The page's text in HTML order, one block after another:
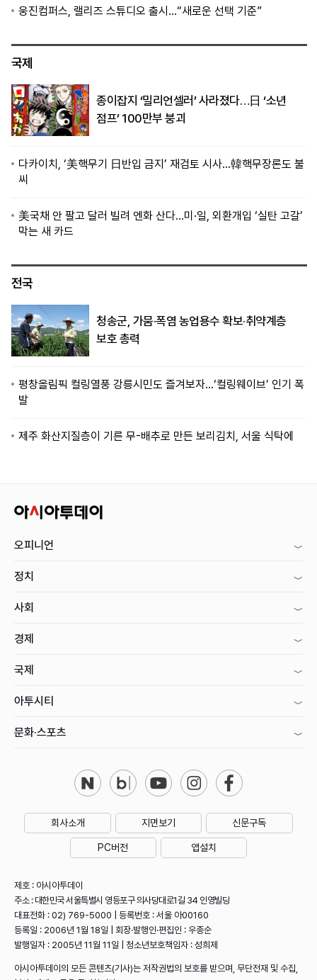
웅진컴퍼스, 랠리즈 스튜디오 출시…“새로운 선택 기준”
국제
종이잡지 ‘밀리언셀러’ 사라졌다…日 ‘소년
점프’ 100만부 붕괴
다카이치, ‘美핵무기 日반입 금지’ 재검토 시사…韓핵무장론도 불
씨
美국채 안 팔고 달러 빌려 엔화 산다…미·일, 외환개입 ‘실탄 고갈’
막는 새 카드
전국
청송군, 가뭄·폭염 농업용수 확보·취약계층
보호 총력
평창올림픽 컬링열풍 강릉시민도 즐겨보자…‘컬링웨이브’ 인기 폭
발
제주 화산지질층이 기른 무-배추로 만든 보리김치, 서울 식탁에
오피니언
정치
사회
경제
국제
아투시티
문화·스포츠
회사소개 지면보기 신문구독
PC버전 앱설치
제호 : 아시아투데이
주소 : 대한민국 서울특별시 영등포구 의사당대로1길 34 인영빌딩
대표전화 : 02) 769-5000 | 등록번호 : 서울 아00160
등록일 : 2006년 1월 18일 | 회장·발행인·편집인 : 우종순
발행일자 : 2005년 11월 11일 | 청소년보호책임자 : 성희제
아시아투데이의 모든 콘텐츠(기사)는 저작권법의 보호를 받으며, 무단전재 및 수집,